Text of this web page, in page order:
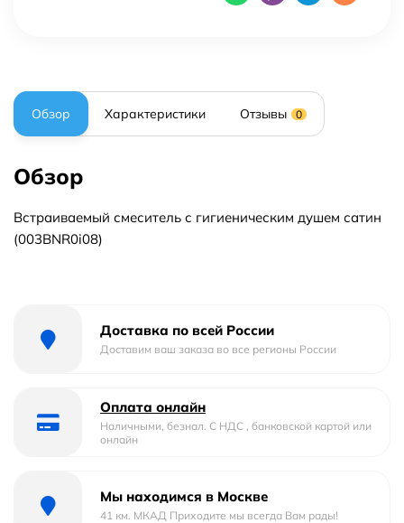
Обзор Характеристики Отзывы 0
Обзор
Встраиваемый смеситель с гигиеническим душем сатин
(003BNR0i08)
Доставка по всей России
Доставим ваш заказа во все регионы России
Оплата онлайн
Наличными, безнал. С НДС , банковской картой или
онлайн
Мы находимся в Москве
41 км. МКАД Приходите мы всегда Вам рады!